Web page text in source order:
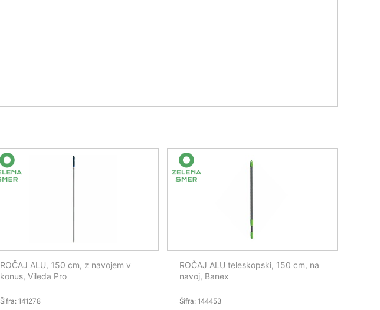
ROČAJ ALU, 150 cm, z navojem v
konus, Vileda Pro
Šifra: 141278
ROČAJ ALU teleskopski, 150 cm, na
navoj, Banex
Šifra: 144453